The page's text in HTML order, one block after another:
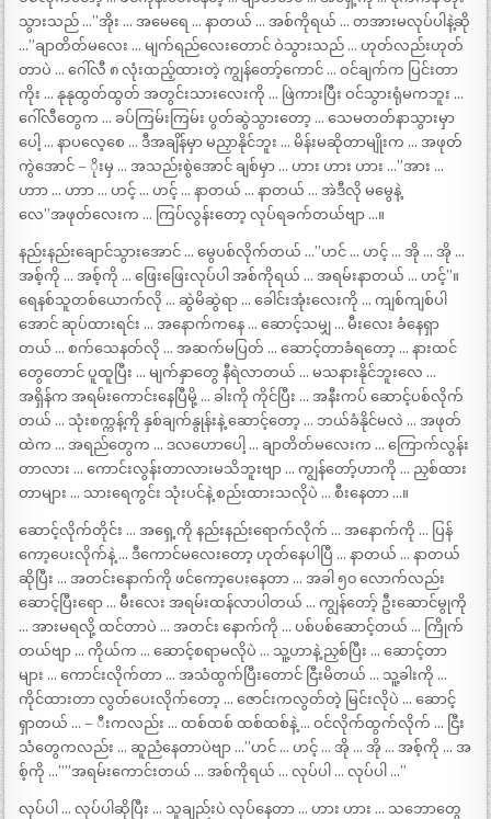
သွားသည် …”အိုး … အမေရေ … နာတယ် … အစ်ကိုရယ် … တအားမလုပ်ပါနဲ့ဆို
…”ချာတိတ်မလေး … မျက်ရည်လေးတောင် ဝဲသွားသည် … ဟုတ်လည်းဟုတ်
တာပဲ … ဂေါ်လီ ၈ လုံးထည့်ထားတဲ့ ကျွန်တော့်ကောင် … ဝင်ချက်က ပြင်းတာ
ကိုး … နုနုထွတ်ထွတ် အတွင်းသားလေးကို … ဖြဲကားပြီး ဝင်သွားရုံမကဘူး …
ဂေါ်လီတွေက … ခပ်ကြမ်းကြမ်း ပွတ်ဆွဲသွားတော့ … သေမတတ်နာသွားမှာ
ပေါ့ … နာပလေ့စေ … ဒီအချိန်မှာ မညှာနိုင်ဘူး … မိန်းမဆိုတာမျိုးက … အဖုတ်
ကွဲအောင် – ိုးမှ … အသည်းစွဲအောင် ချစ်မှာ … ဟား ဟား ဟား …”အား …
ဟာာ … ဟာာ … ဟင့် … ဟင့် … နာတယ် … နာတယ် … အဲဒီလို မမွေနဲ့
လေ”အဖုတ်လေးက … ကြပ်လွန်းတော့ လုပ်ရခက်တယ်ဗျာ …။
နည်းနည်းချောင်သွားအောင် … မွေပစ်လိုက်တယ် …”ဟင် … ဟင့် … အို … အို …
အစ့်ကို … အစ့်ကို … ဖြေးဖြေးလုပ်ပါ အစ်ကိုရယ် … အရမ်းနာတယ် … ဟင့်”။
ရေနစ်သူတစ်ယောက်လို … ဆွဲမိဆွဲရာ … ခေါင်းအုံးလေးကို … ကျစ်ကျစ်ပါ
အောင် ဆုပ်ထားရင်း … အနောက်ကနေ … ဆောင့်သမျှ … မီးလေး ခံနေရှာ
တယ် … စက်သေနတ်လို … အဆက်မပြတ် … ဆောင့်တာခံရတော့ … နားထင်
တွေတောင် ပူထူပြီး … မျက်နှာတွေ နီရဲလာတယ် … မသနားနိုင်ဘူးလေ …
အရှိန်က အရမ်းကောင်းနေပြီမို့ … ခါးကို ကိုင်ပြီး … အနီးကပ် ဆောင့်ပစ်လိုက်
တယ် … သုံးစက္ကန့်ကို နှစ်ချက်နွုန်းနဲ့ ဆောင့်တော့ … ဘယ်ခံနိုင်မလဲ … အဖုတ်
ထဲက … အရည်တွေက … ဒလဟောပေါ့ … ချာတိတ်မလေးက … ကြောက်လွန်း
တာလား … ကောင်းလွန်းတာလားမသိဘူးဗျာ … ကျွန်တော့်ဟာကို … ညှစ်ထား
တာများ … သားရေကွင်း သုံးပင်နဲ့ စည်းထားသလိုပဲ … စီးနေတာ …။
ဆောင့်လိုက်တိုင်း … အရှေ့ကို နည်းနည်းရောက်လိုက် … အနောက်ကို … ပြန်
ကော့ပေးလိုက်နဲ့ … ဒီကောင်မလေးတော့ ဟုတ်နေပါပြီ … နာတယ် … နာတယ်
ဆိုပြီး … အတင်းနောက်ကို ဖင်ကော့ပေးနေတာ … အခါ ၅၀ လောက်လည်း
ဆောင့်ပြီးရော … မီးလေး အရမ်းထန်လာပါတယ် … ကျွန်တော့် ဦးဆောင်မွုကို
… အားမရလို့ ထင်တာပဲ … အတင်း နောက်ကို … ပစ်ပစ်ဆောင့်တယ် … ကြိုက်
တယ်ဗျာ … ကိုယ်က … ဆောင့်စရာမလိုပဲ … သူ့ဟာနဲ့ ညှစ်ပြီး … ဆောင့်တာ
များ … ကောင်းလိုက်တာ … အသံထွက်ပြီးတောင် ငြီးမိတယ် … သူ့ခါးကို …
ကိုင်ထားတာ လွတ်ပေးလိုက်တော့ … ဇောင်းကလွတ်တဲ့ မြင်းလိုပဲ … ဆောင့်
ရှာတယ် … – ီးကလည်း … ထစ်ထစ် ထစ်ထစ်နဲ့ … ဝင်လိုက်ထွက်လိုက် … ငြီး
သံတွေကလည်း … ဆူညံနေတာပဲဗျာ …”ဟင် … ဟင့် … အို … အို … အစ့်ကို … အ
စ့်ကို …””အရမ်းကောင်းတယ် … အစ်ကိုရယ် … လုပ်ပါ … လုပ်ပါ …”
လုပ်ပါ … လုပ်ပါဆိုပြီး … သူချည်းပဲ လုပ်နေတာ … ဟား ဟား … သဘောတွေ